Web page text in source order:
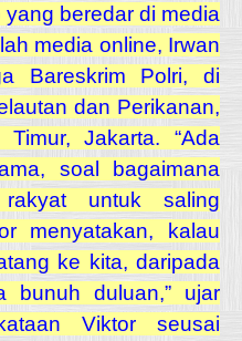
beredar di media
media online, Irwan
Bareskrim Polri, di
dan Perikanan,
Jakarta. “Ada
soal bagaimana
rakyat untuk saling
menyatakan, kalau
ke kita, daripada
bunuh duluan,” ujar
Viktor seusai